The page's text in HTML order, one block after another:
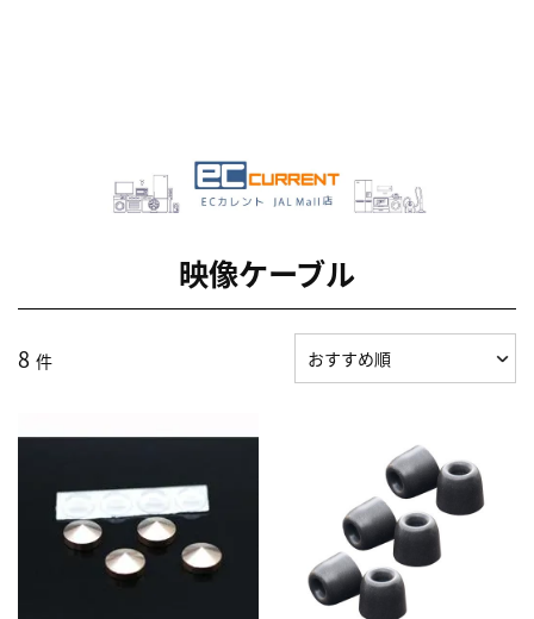
映像ケーブル
8 件